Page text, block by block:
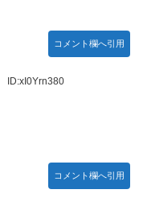
コメント欄へ引用
ID:xI0Yrn380
コメント欄へ引用